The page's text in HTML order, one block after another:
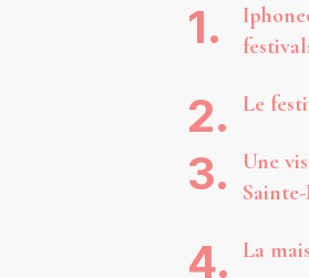
Le
Une
La